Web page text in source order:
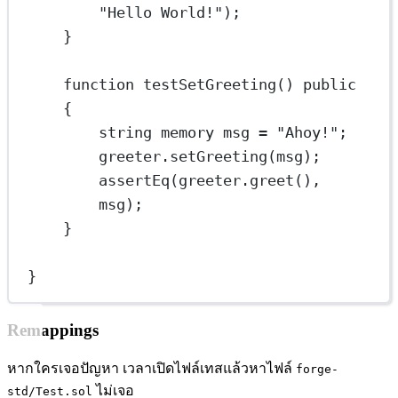
"Hello World !");
}
function testSetGreeting() public
{
string memory msg = "Ahoy !";
greeter . setGreeting (msg );
assertEq (greeter . greet
msg );
}
}
Remappings
หากใครเจอปัญหา เวลาเปิดไฟล์เทสแล้วหาไฟล์ forge-
std/Test.sol ไม่เจอ